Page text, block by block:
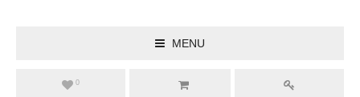
MENU
0